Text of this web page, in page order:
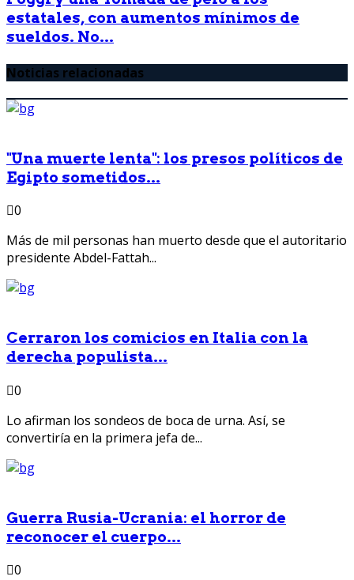
estatales, con aumentos mínimos de
sueldos. No...
Noticias relacionadas
"Una muerte lenta": los presos políticos de
Egipto sometidos...
0
Más de mil personas han muerto desde que el autoritario
presidente Abdel-Fattah...
Cerraron los comicios en Italia con la
derecha populista...
0
Lo afirman los sondeos de boca de urna. Así, se
convertiría en la primera jefa de...
Guerra Rusia-Ucrania: el horror de
reconocer el cuerpo...
0